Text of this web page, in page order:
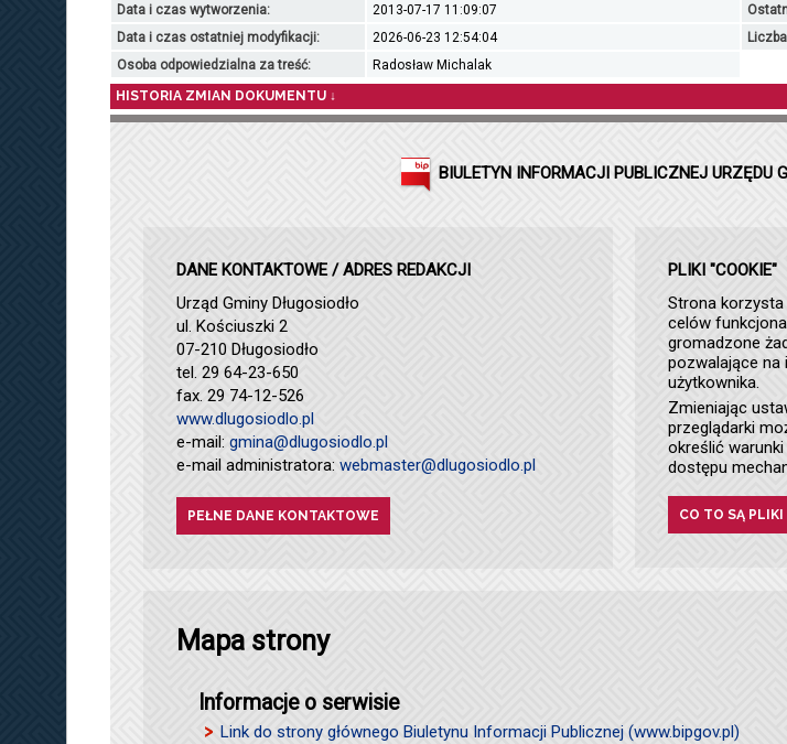
Data i czas wytworzenia:
2013-07-17 11:09:07
Data i czas ostatniej modyfikacji:
2026-06-23 12:54:04
Osoba odpowiedzialna za treść:
Radosław Michalak
HISTORIA ZMIAN DOKUMENTU ↓
BIULETYN INFORMACJI PUBLICZNEJ URZĘDU
DANE KONTAKTOWE / ADRES REDAKCJI
Urząd Gminy Długosiodło
ul. Kościuszki 2
07-210 Długosiodło
tel. 29 64-23-650
fax. 29 74-12-526
www.dlugosiodlo.pl
e-mail: gmina@dlugosiodlo.pl
e-mail administratora: webmaster@dlugosiodlo.pl
PEŁNE DANE KONTAKTOWE
PLIKI "COOKIE"
Strona
celów
gromadzone
pozwalające na
użytkownika.
Zmieniając
przeglądarki
określić
dostępu
CO TO SĄ PLIKI
Mapa strony
Informacje o serwisie
Link do strony głównego Biuletynu Informacji Publicznej (www.bipgov.pl)